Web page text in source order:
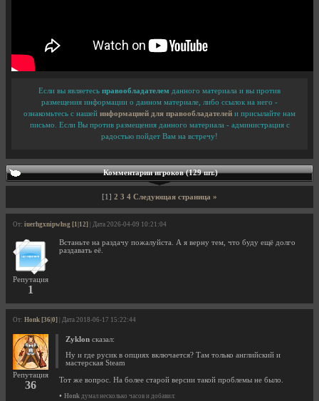
Если вы являетесь правообладателем данного материала и вы против
размещения информации о данном материале, либо ссылок на него -
ознакомьтесь с нашей информацией для правообладателей и присылайте нам
письмо. Если Вы против размещения данного материала - администрация с
радостью пойдет Вам на встречу!
Комментарии игроков (129 шт.)
[1] 2 3 4 Следующая страница »
От: iuerhgxnipwhsg [1|12] | Дата 2026-04-09 10:21:04
Репутация
1
Встаньте на раздачу пожалуйста. А я верну тем, что буду ещё долго
раздавать её.
От: Honk [36|0] | Дата 2018-06-17 15:22:44
Репутация
36
Zyklon сказал:
Ну и где русик в опциях включается? Там только английский и
мастерская Steam
Тот же вопрос. На более старой версии такой проблемы не было.
• Honk думал несколько часов и добавил: